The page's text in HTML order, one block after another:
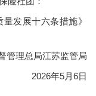
发展十六条措施》
管理总局江苏监管局
2026年5月6日